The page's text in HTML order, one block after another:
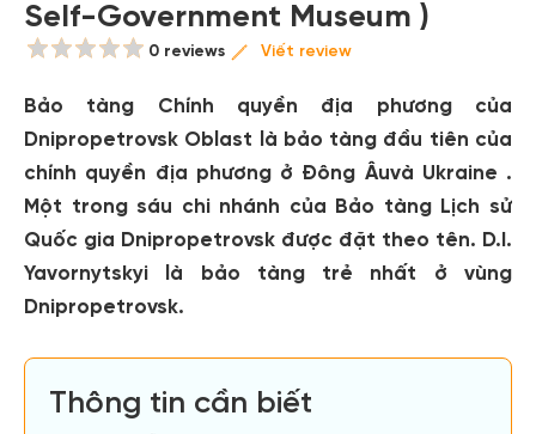
Self-Government Museum )
0 reviews Viết review
Bảo tàng Chính quyền địa phương của
Dnipropetrovsk Oblast là bảo tàng đầu tiên của
chính quyền địa phương ở Đông Âuvà Ukraine .
Một trong sáu chi nhánh của Bảo tàng Lịch sử
Quốc gia Dnipropetrovsk được đặt theo tên. D.I.
Yavornytskyi là bảo tàng trẻ nhất ở vùng
Dnipropetrovsk.
Thông tin cần biết